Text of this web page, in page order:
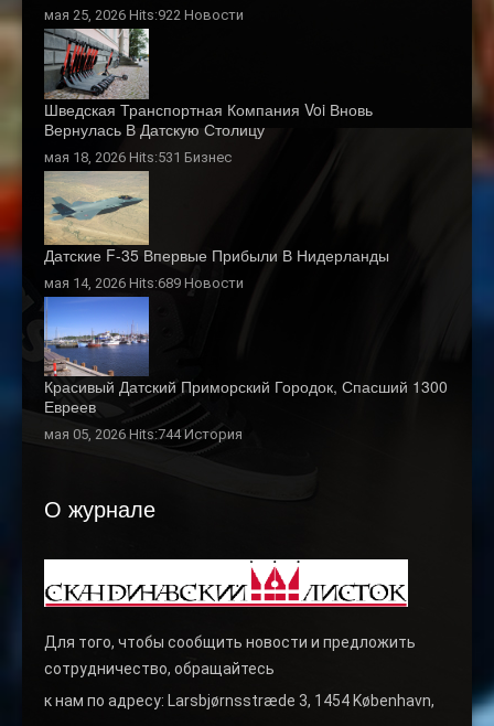
мая 25, 2026 Hits:922 Новости
Шведская Транспортная Компания Voi Вновь
Вернулась В Датскую Столицу
мая 18, 2026 Hits:531 Бизнес
Датские F-35 Впервые Прибыли В Нидерланды
мая 14, 2026 Hits:689 Новости
Красивый Датский Приморский Городок, Спасший 1300
Евреев
мая 05, 2026 Hits:744 История
О журнале
Для того, чтобы сообщить новости и предложить
сотрудничество, обращайтесь
к нам по адресу: Larsbjørnsstræde 3, 1454 København,